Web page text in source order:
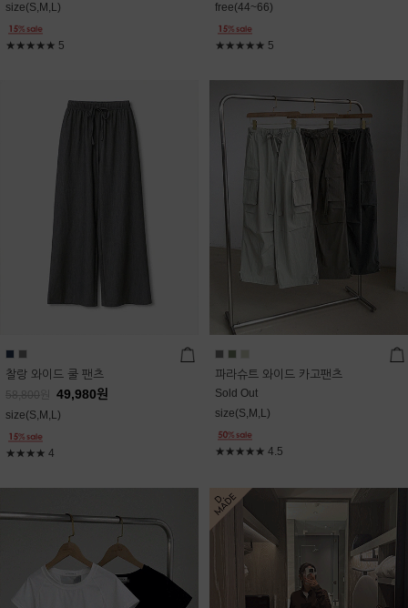
size(S,M,L)
★★★★★ 5
free(44~66)
★★★★★ 5
찰랑 와이드 쿨 팬츠
58,800 49,980원
size(S,M,L)
★★★★ 4
파라슈트 와이드 카고팬츠
Sold Out
size(S,M,L)
★★★★★ 4.5